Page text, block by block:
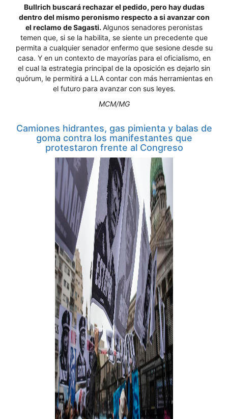
Bullrich buscará rechazar el pedido, pero hay dudas
dentro del mismo peronismo respecto a si avanzar con
el reclamo de Sagasti. Algunos senadores peronistas
temen que, si se la habilita, se siente un precedente que
permita a cualquier senador enfermo que sesione desde su
casa. Y en un contexto de mayorías para el oficialismo, en
el cual la estrategia principal de la oposición es dejarlo sin
quórum, le permitirá a LLA contar con más herramientas en
el futuro para avanzar con sus leyes.
MCM/MG
Camiones hidrantes, gas pimienta y balas de
goma contra los manifestantes que
protestaron frente al Congreso